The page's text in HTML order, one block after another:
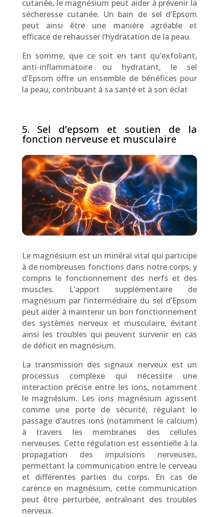
cutanée, le magnésium peut aider à prévenir la
sécheresse cutanée. Un bain de sel d’Epsom
peut ainsi être une manière agréable et
efficace de rehausser l’hydratation de la peau.
En somme, que ce soit en tant qu’exfoliant,
anti-inflammatoire ou hydratant, le sel
d’Epsom offre un ensemble de bénéfices pour
la peau, contribuant à sa santé et à son éclat
5. Sel d’epsom et soutien de la
fonction nerveuse et musculaire
Le magnésium est un minéral vital qui participe
à de nombreuses fonctions dans notre corps, y
compris le fonctionnement des nerfs et des
muscles. L’apport supplémentaire de
magnésium par l’intermédiaire du sel d’Epsom
peut aider à maintenir un bon fonctionnement
des systèmes nerveux et musculaire, évitant
ainsi les troubles qui peuvent survenir en cas
de déficit en magnésium.
La transmission des signaux nerveux est un
processus complexe qui nécessite une
interaction précise entre les ions, notamment
le magnésium. Les ions magnésium agissent
comme une porte de sécurité, régulant le
passage d’autres ions (notamment le calcium)
à travers les membranes des cellules
nerveuses. Cette régulation est essentielle à la
propagation des impulsions nerveuses,
permettant la communication entre le cerveau
et différentes parties du corps. En cas de
carence en magnésium, cette communication
peut être perturbée, entraînant des troubles
nerveux.